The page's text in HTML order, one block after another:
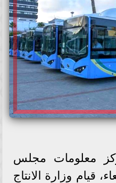
معلومات مجلس
قيام وزارة الانتاج